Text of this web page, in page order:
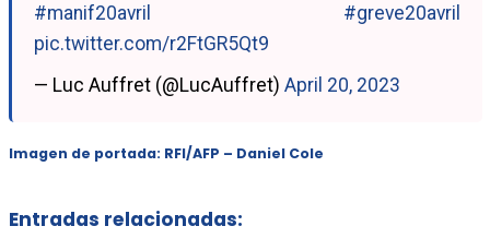
#manif20avril
#greve20avril
pic.twitter.com/r2FtGR5Qt9
— Luc Auffret (@LucAuffret) April 20, 2023
Imagen de portada: RFI/AFP – Daniel Cole
Entradas relacionadas: